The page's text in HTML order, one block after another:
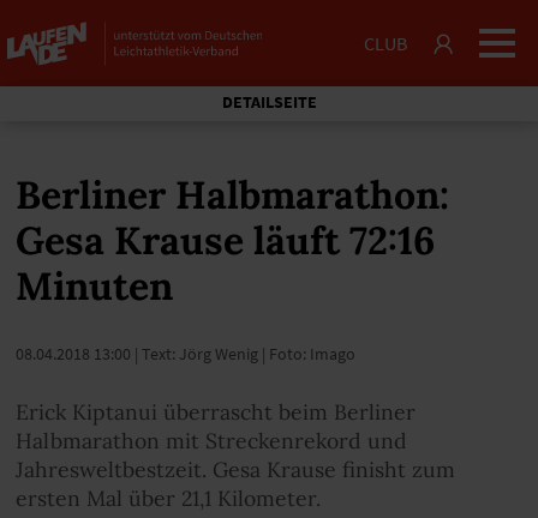
CLUB
DETAILSEITE
Berliner Halbmarathon:
Gesa Krause läuft 72:16
Minuten
08.04.2018 13:00 | Text: Jörg Wenig | Foto: Imago
Erick Kiptanui überrascht beim Berliner
Halbmarathon mit Streckenrekord und
Jahresweltbestzeit. Gesa Krause finisht zum
ersten Mal über 21,1 Kilometer.